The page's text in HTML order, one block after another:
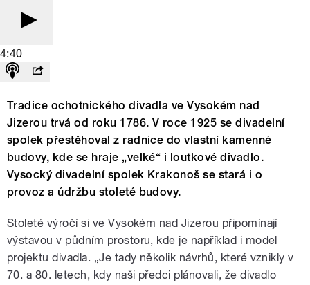
4:40
Tradice ochotnického divadla ve Vysokém nad
Jizerou trvá od roku 1786. V roce 1925 se divadelní
spolek přestěhoval z radnice do vlastní kamenné
budovy, kde se hraje „velké“ i loutkové divadlo.
Vysocký divadelní spolek Krakonoš se stará i o
provoz a údržbu stoleté budovy.
Stoleté výročí si ve Vysokém nad Jizerou připomínají
výstavou v půdním prostoru, kde je například i model
projektu divadla. „Je tady několik návrhů, které vznikly v
70. a 80. letech, kdy naši předci plánovali, že divadlo